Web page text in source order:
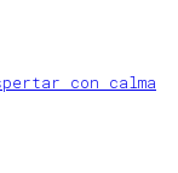
con calma